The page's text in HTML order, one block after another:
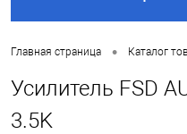
Главная страница • Каталог
Усилитель FSD
3.5K